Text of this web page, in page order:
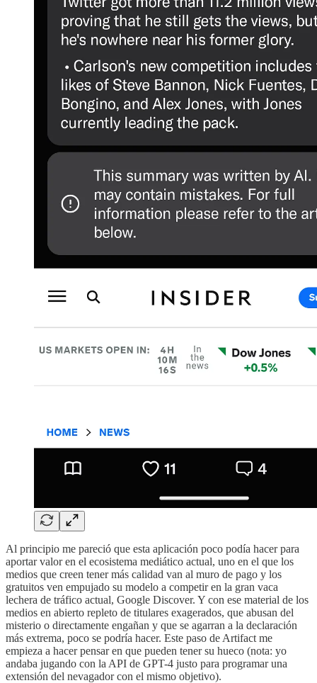
Al principio me pareció que esta aplicación poco podía hacer para
aportar valor en el ecosistema mediático actual, uno en el que los
medios que creen tener más calidad van al muro de pago y los
gratuitos ven empujado su modelo a competir en la gran vaca
lechera de tráfico actual, Google Discover. Y con ese material de los
medios en abierto repleto de titulares exagerados, que abusan del
misterio o directamente engañan y que se agarran a la declaración
más extrema, poco se podría hacer. Este paso de Artifact me
empieza a hacer pensar en que pueden tener su hueco (nota: yo
andaba jugando con la API de GPT-4 justo para programar una
extensión del nevagador con el mismo objetivo).